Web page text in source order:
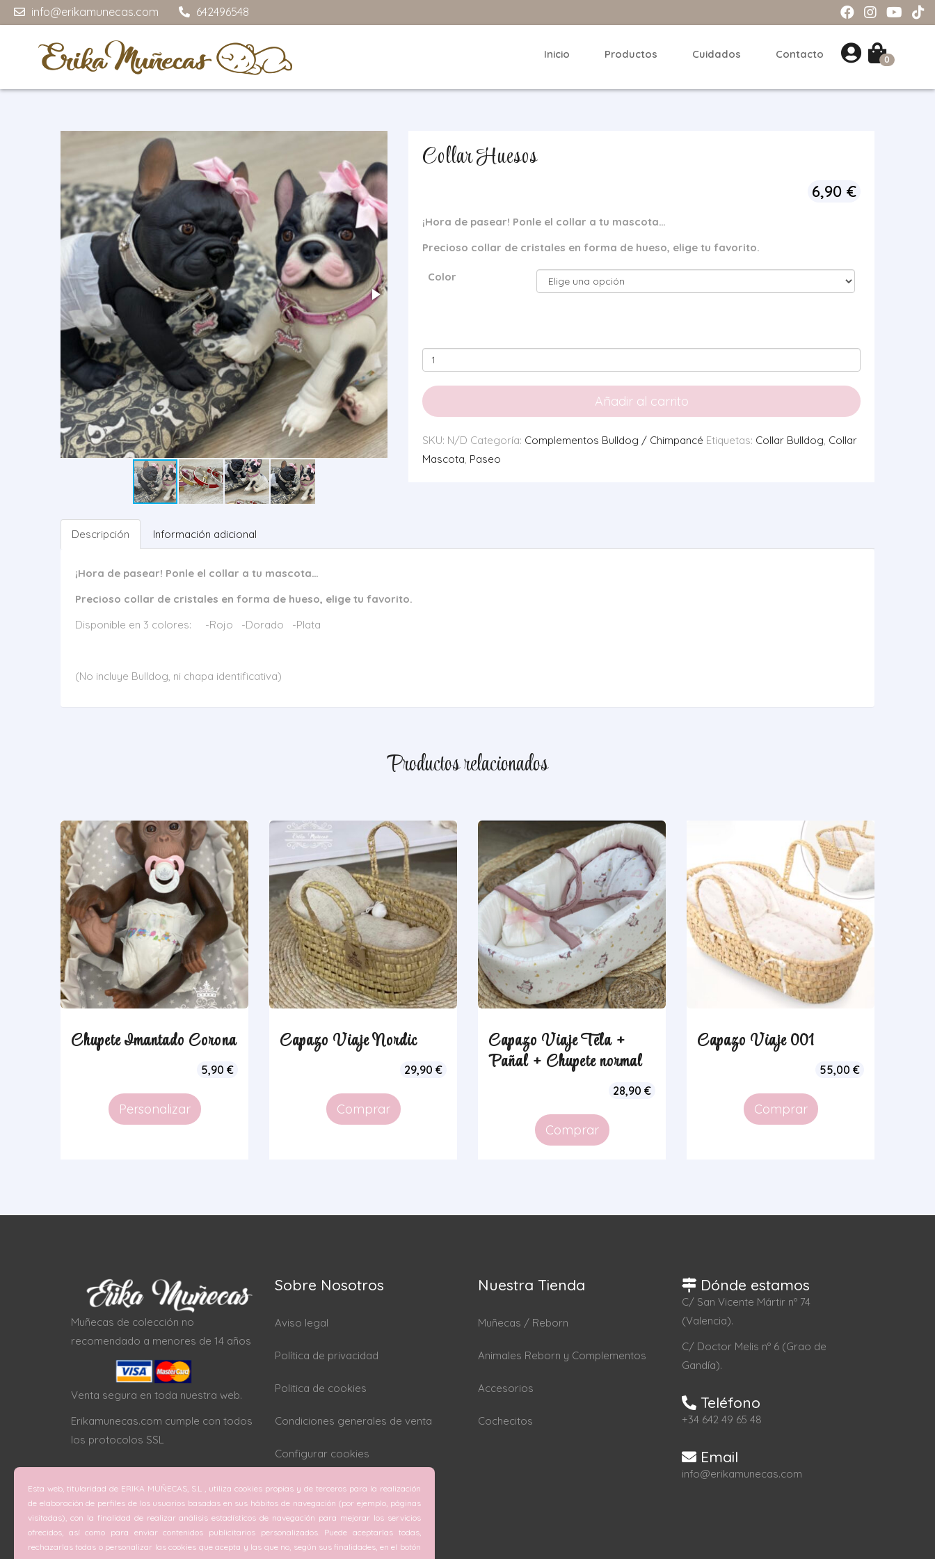
info@erikamunecas.com 642496548
0
Inicio Productos Cuidados Contacto
Collar Huesos
6,90 €
¡Hora de pasear! Ponle el collar a tu mascota…
Precioso collar de cristales en forma de hueso, elige tu favorito.
Color
Collar
Huesos
cantidad
Añadir al carrito
SKU: N/D Categoría: Complementos Bulldog / Chimpancé Etiquetas: Collar Bulldog, Collar
Mascota, Paseo
Descripción Información adicional
¡Hora de pasear! Ponle el collar a tu mascota…
Precioso collar de cristales en forma de hueso, elige tu favorito.
Disponible en 3 colores: -Rojo -Dorado -Plata
(No incluye Bulldog, ni chapa identificativa)
Productos relacionados
Chupete Imantado Corona
5,90 €
Personalizar
Capazo Viaje Nordic
29,90 €
Comprar
Capazo Viaje Tela +
Pañal + Chupete normal
28,90 €
Comprar
Capazo Viaje 001
55,00 €
Comprar
Muñecas de colección no
recomendado a menores de 14 años
Venta segura en toda nuestra web.
Erikamunecas.com cumple con todos
los protocolos SSL
Sobre Nosotros
Aviso legal
Política de privacidad
Politica de cookies
Condiciones generales de venta
Configurar cookies
Nuestra Tienda
Muñecas / Reborn
Animales Reborn y Complementos
Accesorios
Cochecitos
Dónde estamos
C/ San Vicente Mártir nº 74
(Valencia).
C/ Doctor Melis nº 6 (Grao de
Gandía).
Teléfono
+34 642 49 65 48
Email
info@erikamunecas.com
Esta web, titularidad de ERIKA MUÑECAS, S.L , utiliza cookies propias y de terceros para la realización
de elaboración de perfiles de los usuarios basadas en sus hábitos de navegación (por ejemplo, páginas
visitadas), con la finalidad de realizar análisis estadísticos de navegación para mejorar los servicios
ofrecidos, así como para enviar contenidos publicitarios personalizados. Puede aceptarlas todas,
rechazarlas todas o personalizar las cookies que acepta y las que no, según sus finalidades, en el botón